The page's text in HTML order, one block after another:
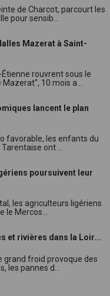
de Charcot, parcourt les
pour sensib...
Mazerat à Saint-
Étienne rouvrent sous le
10 mois a...
lancent le plan
favorable, les enfants du
ont ...
poursuivent leur
les agriculteurs ligériens
Mercos...
et rivières dans la Loir...
grand froid provoque des
les pannes d...